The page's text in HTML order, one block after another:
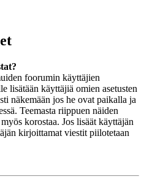
foorumin käyttäjien
lisätään käyttäjiä omien asetusten
näkemään jos he ovat paikalla ja
Teemasta riippuen näiden
korostaa. Jos lisäät käyttäjän
kirjoittamat viestit piilotetaan